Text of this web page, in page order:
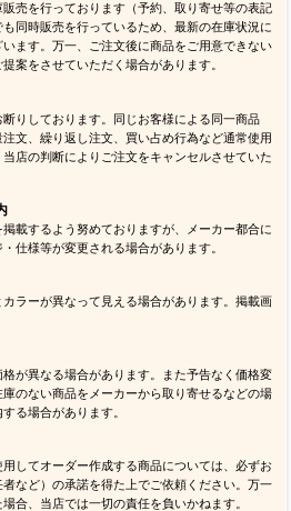
売を行っております（予約、取り寄せ等の表記
同時販売を行っているため、最新の在庫状況に
ます。万一、ご注文後に商品をご用意できない
案をさせていただく場合があります。
りしております。同じお客様による同一商品
注文、繰り返し注文、買い占め行為など通常使用
店の判断によりご注文をキャンセルさせていた
載するよう努めておりますが、メーカー都合に
仕様等が変更される場合があります。
ラーが異なって見える場合があります。掲載画
が異なる場合があります。また予告なく価格変
のない商品をメーカーから取り寄せるなどの場
る場合があります。
してオーダー作成する商品については、必ずお
など）の承諾を得た上でご依頼ください。万一
合、当店では一切の責任を負いかねます。